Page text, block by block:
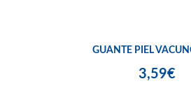
GUANTE PIEL
3,59€